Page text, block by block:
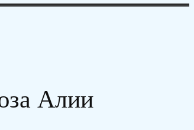
Алии